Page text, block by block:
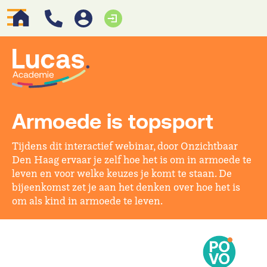
Armoede is topsport
Tijdens dit interactief webinar, door Onzichtbaar
Den Haag ervaar je zelf hoe het is om in armoede te
leven en voor welke keuzes je komt te staan. De
bijeenkomst zet je aan het denken over hoe het is
om als kind in armoede te leven.